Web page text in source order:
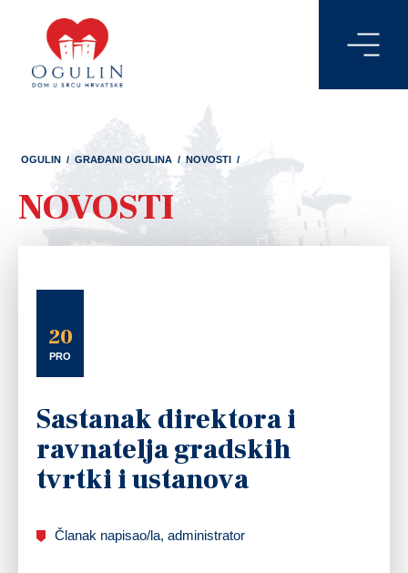
OGULIN / GRAĐANI OGULINA / NOVOSTI /
NOVOSTI
20
PRO
Sastanak direktora i
ravnatelja gradskih
tvrtki i ustanova
Članak napisao/la, administrator